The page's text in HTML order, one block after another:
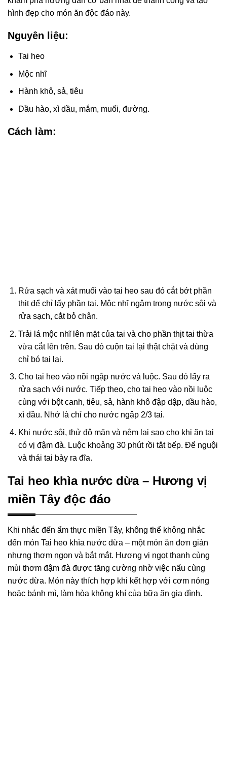
hình đẹp cho món ăn độc đáo này.
Nguyên liệu:
Tai heo
Mộc nhĩ
Hành khô, sả, tiêu
Dầu hào, xì dầu, mắm, muối, đường.
Cách làm:
Rửa sạch và xát muối vào tai heo sau đó cắt bớt phần
thịt để chỉ lấy phần tai. Mộc nhĩ ngâm trong nước sôi và
rửa sạch, cắt bỏ chân.
Trải lá mộc nhĩ lên mặt của tai và cho phần thịt tai thừa
vừa cắt lên trên. Sau đó cuộn tai lại thật chặt và dùng
chỉ bó tai lại.
Cho tai heo vào nồi ngập nước và luộc. Sau đó lấy ra
rửa sạch với nước. Tiếp theo, cho tai heo vào nồi luộc
cùng với bột canh, tiêu, sả, hành khô đập dập, dầu hào,
xì dầu. Nhớ là chỉ cho nước ngập 2/3 tai.
Khi nước sôi, thử độ mặn và nêm lại sao cho khi ăn tai
có vị đậm đà. Luộc khoảng 30 phút rồi tắt bếp. Để nguội
và thái tai bày ra đĩa.
Tai heo khìa nước dừa – Hương vị
miền Tây độc đáo
Khi nhắc đến ẩm thực miền Tây, không thể không nhắc
đến món Tai heo khìa nước dừa – một món ăn đơn giản
nhưng thơm ngon và bắt mắt. Hương vị ngọt thanh cùng
mùi thơm đậm đà được tăng cường nhờ việc nấu cùng
nước dừa. Món này thích hợp khi kết hợp với cơm nóng
hoặc bánh mì, làm hòa không khí của bữa ăn gia đình.